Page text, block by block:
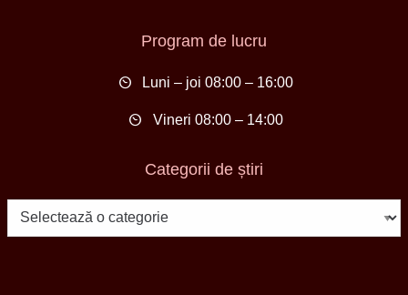
Program de lucru
Luni – joi 08:00 – 16:00
Vineri 08:00 – 14:00
Categorii de știri
Categorii
de